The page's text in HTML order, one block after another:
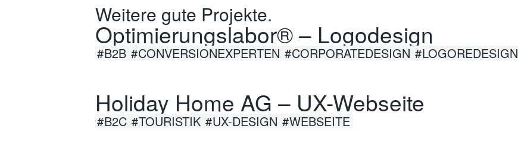
Weitere gute Projekte.
Optimierungslabor® – Logodesign
B2B CONVERSIONEXPERTEN CORPORATEDESIGN LOGOREDESIGN
Holiday Home AG – UX-Webseite
B2C TOURISTIK UX-DESIGN WEBSEITE